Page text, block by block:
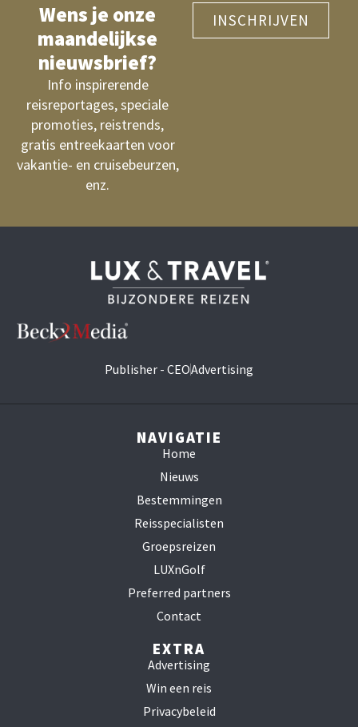
Wens je onze
maandelijkse
nieuwsbrief?
Info inspirerende
reisreportages, speciale
promoties, reistrends,
gratis entreekaarten voor
vakantie- en cruisebeurzen,
enz.
INSCHRIJVEN
Publisher - CEOAdvertising
NAVIGATIE
Home
Nieuws
Bestemmingen
Reisspecialisten
Groepsreizen
LUXnGolf
Preferred partners
Contact
EXTRA
Advertising
Win een reis
Privacybeleid